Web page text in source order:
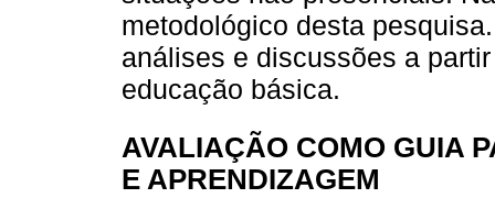
metodológico desta
análises e discussões a
educação básica.
AVALIAÇÃO COMO GUIA
E APRENDIZAGEM